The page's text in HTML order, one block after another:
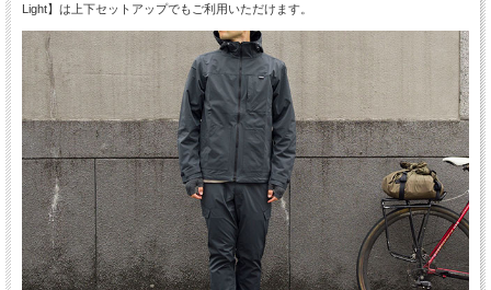
Light】は上下セットアップでもご利用いただけます。